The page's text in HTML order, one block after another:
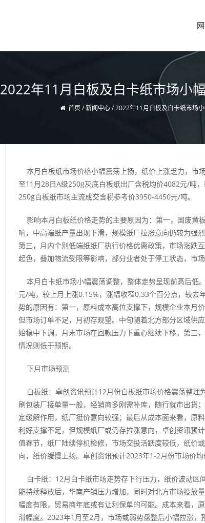
2022年11月白板及白卡纸市场小
首页/新闻中心/2022年11月白板及白卡纸市场
本月白板纸市场价格小幅震荡上扬，纸价上涨乏力，市
至11月28日A级250g灰底白板纸出厂含税均价4082元/吨
250g白板纸市场主流成交含税参考价3950-4450元/吨。
影响本月白板纸价格走势的主要原因为：第一，国废黄
响，中高端纸产量出现下滑，规模纸厂拉涨意向仍较为强
第三，月内个别低端纸纸厂执行价格优惠政策，市场涨跌
起色，叠加物流受限等影响，部分业者处于停工状态，市场
本月白卡纸市场小幅震荡调整，整体走势呈现前高后低
元/吨，较上月上涨0.15%，涨幅收窄0.33个百分点，较
势的原因有：第一，原料成本高位支撑下，规模企业本月
但市场订单不足，月初存观望。中旬随着北方部分区域供
始稳中下调。月末市场在回款压力下重心继续下移。第三
情况则低于预期。
下月市场预测
白板纸：卓创资讯预计12月份白板纸市场价格震荡整理
刷包装厂接单量一般，经销商多刚需补库，随行就市出货
定缓解作用，纸厂挺价意向较强；最后从成本面来看，原
利好支撑不足，但规模纸厂或仍存拉涨意向，卓创资讯预
值春节，纸厂陆续停机检修，市场交投活跃度较低，纸价
向，纸价缓慢上扬。卓创资讯预计2023年1-2月份市场价
白卡纸：12月白卡纸市场走势存下行压力，纸价波动区
能持续释放后，华南产销压力增加，同时对北方市场投放
幅度有限，贸易商年底或有让利保单的可能。成本来看，
滑幅度。2023年1月至2月，市场或弱势盘整后小幅拉涨